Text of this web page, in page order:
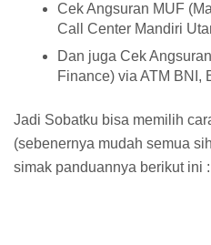
Cek Angsuran MUF
Call Center Mandiri
Dan juga Cek
Finance) via ATM BNI,
Jadi Sobatku bisa memilih
(sebenernya mudah semua
simak panduannya berikut ini :